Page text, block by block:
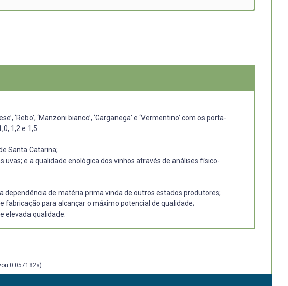
‘Manzoni bianco’, ‘Garganega’ e ‘Vermentino’ com os porta-
1,2 e 1,5.
Santa Catarina;
e a qualidade enológica dos vinhos através de análises físico-
dependência de matéria prima vinda de outros estados produtores;
fabricação para alcançar o máximo potencial de qualidade;
elevada qualidade.
0.057182s)